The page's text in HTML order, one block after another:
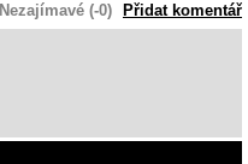
Nezajímavé (-0) Přidat komentář